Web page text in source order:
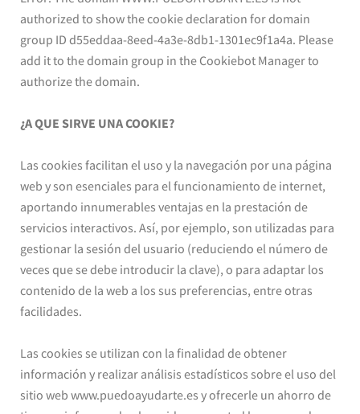
authorized to show the cookie declaration for domain
group ID d55eddaa-8eed-4a3e-8db1-1301ec9f1a4a. Please
add it to the domain group in the Cookiebot Manager to
authorize the domain.
¿A QUE SIRVE UNA COOKIE?
Las cookies facilitan el uso y la navegación por una página
web y son esenciales para el funcionamiento de internet,
aportando innumerables ventajas en la prestación de
servicios interactivos. Así, por ejemplo, son utilizadas para
gestionar la sesión del usuario (reduciendo el número de
veces que se debe introducir la clave), o para adaptar los
contenido de la web a los sus preferencias, entre otras
facilidades.
Las cookies se utilizan con la finalidad de obtener
información y realizar análisis estadísticos sobre el uso del
sitio web www.puedoayudarte.es y ofrecerle un ahorro de